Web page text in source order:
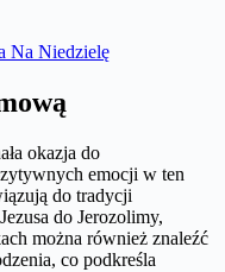
Na Niedzielę
okazja do
emocji w ten
do tradycji
do Jerozolimy,
można również znaleźć
co podkreśla